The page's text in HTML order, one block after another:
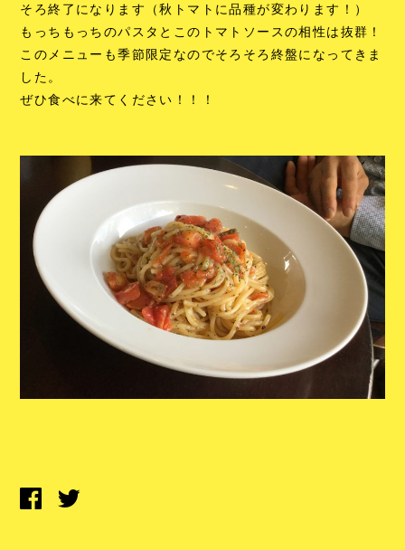
そろ終了になります（秋トマトに品種が変わります！）
もっちもっちのパスタとこのトマトソースの相性は抜群！
このメニューも季節限定なのでそろそろ終盤になってきま
した。
ぜひ食べに来てください！！！